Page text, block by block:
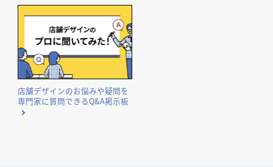
店舗デザインのお悩みや疑問を
専門家に質問できるQ&A掲示板